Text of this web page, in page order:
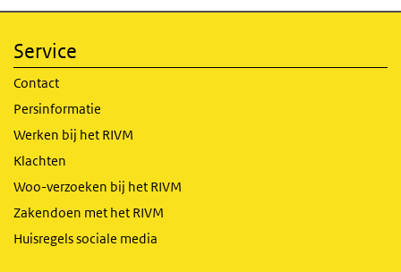
Service
Contact
Persinformatie
Werken bij het RIVM
Klachten
Woo-verzoeken bij het RIVM
Zakendoen met het RIVM
Huisregels sociale media